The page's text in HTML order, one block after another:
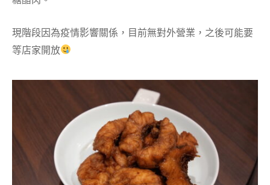
現階段因為疫情影響關係，目前無對外營業，之後可能要
等店家開放